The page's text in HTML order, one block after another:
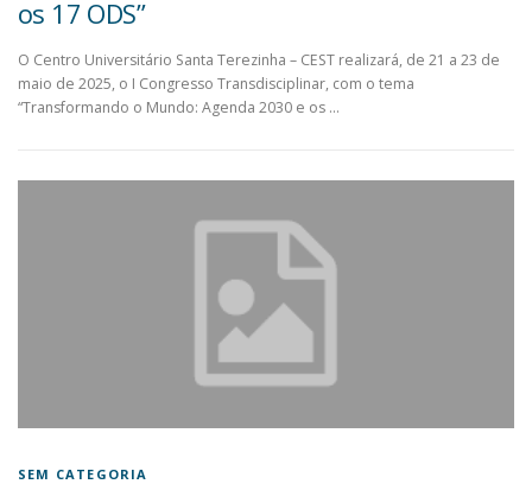
os 17 ODS”
O Centro Universitário Santa Terezinha – CEST realizará, de 21 a 23 de
maio de 2025, o I Congresso Transdisciplinar, com o tema
“Transformando o Mundo: Agenda 2030 e os …
SEM CATEGORIA